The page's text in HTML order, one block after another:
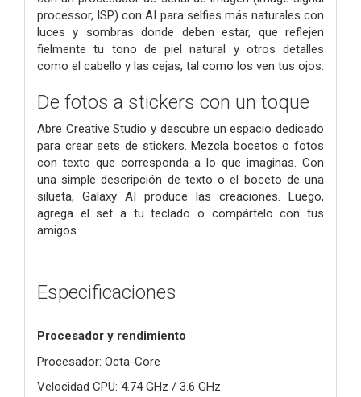
processor, ISP) con AI para selfies más naturales con
luces y sombras donde deben estar, que reflejen
fielmente tu tono de piel natural y otros detalles
como el cabello y las cejas, tal como los ven tus ojos.
De fotos a stickers con un toque
Abre Creative Studio y descubre un espacio dedicado
para crear sets de stickers. Mezcla bocetos o fotos
con texto que corresponda a lo que imaginas. Con
una simple descripción de texto o el boceto de una
silueta, Galaxy AI produce las creaciones. Luego,
agrega el set a tu teclado o compártelo con tus
amigos
Especificaciones
Procesador y rendimiento
Procesador: Octa-Core
Velocidad CPU: 4.74 GHz / 3.6 GHz